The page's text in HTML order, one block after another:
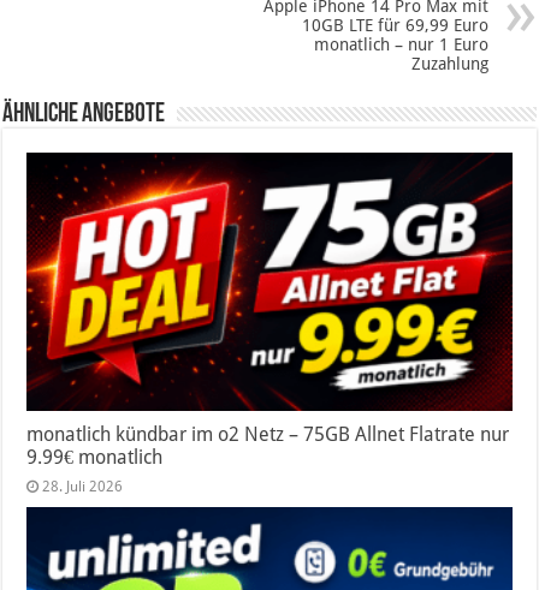
Apple iPhone 14 Pro Max mit
10GB LTE für 69,99 Euro
monatlich – nur 1 Euro
Zuzahlung
Ähnliche Angebote
monatlich kündbar im o2 Netz – 75GB Allnet Flatrate nur
9.99€ monatlich
28. Juli 2026